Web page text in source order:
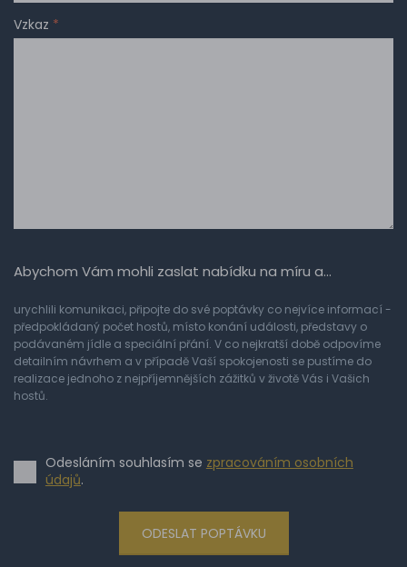
Vzkaz *
Abychom Vám mohli zaslat nabídku na míru a…
urychlili komunikaci, připojte do své poptávky co nejvíce informací -
předpokládaný počet hostů, místo konání události, představy o
podávaném jídle a speciální přání. V co nejkratší době odpovíme
detailním návrhem a v případě Vaší spokojenosti se pustíme do
realizace jednoho z nejpříjemnějších zážitků v životě Vás i Vašich
hostů.
Odesláním souhlasím se zpracováním osobních
údajů.
ODESLAT POPTÁVKU